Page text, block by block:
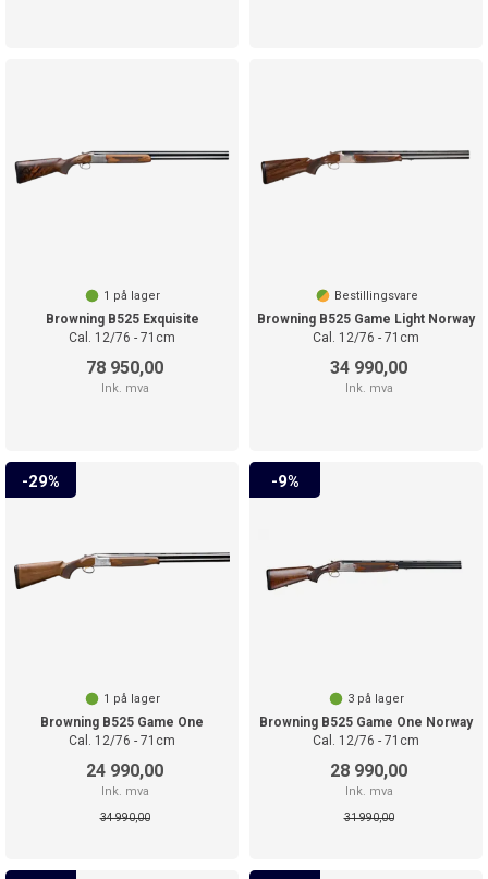
1 på lager
Browning B525 Exquisite
Cal. 12/76 - 71cm
78 950,00
Ink. mva
Bestillingsvare
Browning B525 Game Light Norway
Cal. 12/76 - 71cm
34 990,00
Ink. mva
29%
1 på lager
Browning B525 Game One
Cal. 12/76 - 71cm
24 990,00
Ink. mva
34 990,00
9%
3 på lager
Browning B525 Game One Norway
Cal. 12/76 - 71cm
28 990,00
Ink. mva
31 990,00